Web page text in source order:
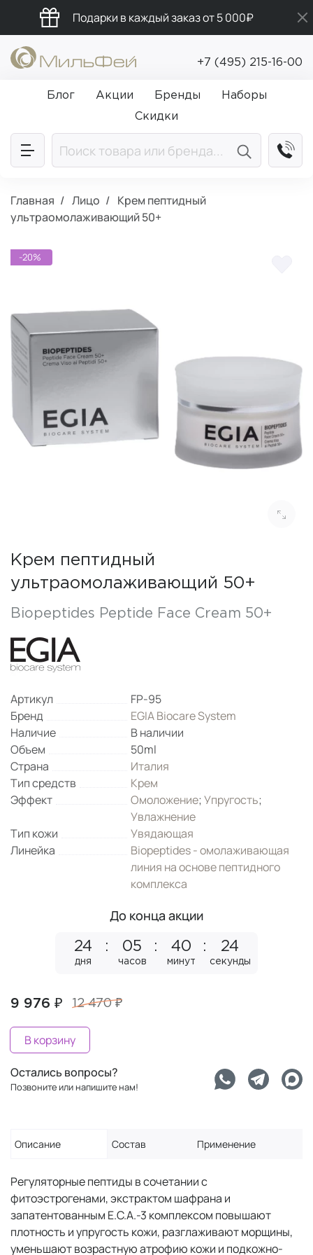
Подарки в каждый заказ от 5 000₽
Бесплатная доставка от 5 000₽
Промокод ПРИВЕТ
+7 (495) 215-16-00
Блог Акции Бренды
Наборы
Скидки
Главная Лицо
Крем пептидный
ультраомолаживающий 50+
-20%
Крем пептидный
ультраомолаживающий 50+
Biopeptides Peptide Face Cream 50+
Артикул
FP-95
Бренд
EGIA Biocare System
Наличие
В наличии
Объем
50ml
Страна
Италия
Тип средств
Крем
Эффект
Омоложение;Упругость;
Увлажнение
Тип кожи
Увядающая
Линейка
Biopeptides - омолаживающая
линия на основе пептидного
комплекса
До конца акции
24
дня
05
часов
40
минут
24
секунды
9 976 ₽ 12 470 ₽
В корзину
Остались вопросы?
Позвоните или напишите нам!
Описание Состав Применение
Регуляторные пептиды в сочетании с
фитоэстрогенами, экстрактом шафрана и
запатентованным Е.С.А.-3 комплексом повышают
плотность и упругость кожи, разглаживают морщины,
уменьшают возрастную атрофию кожи и подкожно-